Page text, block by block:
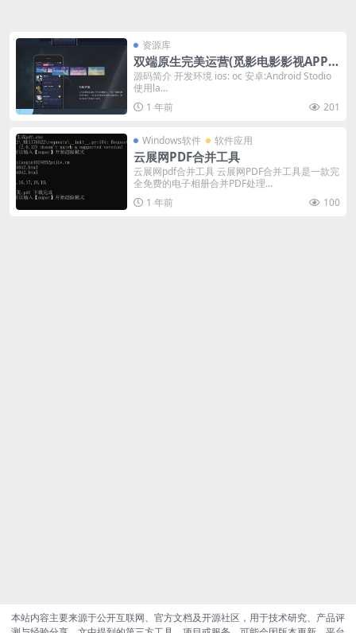
资源库
双端原生完美运营(觅影电影影视APP双
端源码)附带开发文档和教程
源码简介 开发环境 ios: oc 安卓:Android Stodio
使用la...
1 年前
201
Windows软件 软件应用
云展网PDF合并工具
云展网pdf合并工具 云展网PDF合并工具是一款完
全免费的电子相册合并PDF处理...
1 年前
100
本站内容主要来源于公开互联网、官方文档及开源社区，用于技术研究、产品评